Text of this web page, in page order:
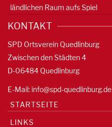
ländlichen Raum aufs Spiel
KONTAKT
SPD Ortsverein Quedlinburg
Zwischen den Städten 4
D-06484 Quedlinburg
E-Mail: info@spd-quedlinburg.de
STARTSEITE
LINKS